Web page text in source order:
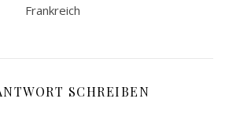
Frankreich
SCHREIBEN